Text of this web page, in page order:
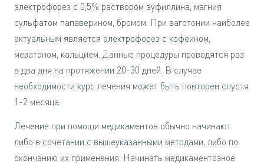
электрофорез с 0,5% раствором эуфиллина, магния
сульфатом папаверином, бромом. При ваготонии наиболее
актуальным является электрофорез с кофеином,
мезатоном, кальцием. Данные процедуры проводятся раз
в два дня на протяжении 20-30 дней. В случае
необходимости курс лечения может быть повторен спустя
1-2 месяца.
Лечение при помощи медикаментов обычно начинают
либо в сочетании с вышеуказанными методами, либо по
окончанию их применения. Начинать медикаментозное